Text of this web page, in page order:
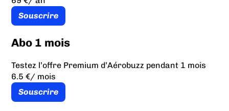
Souscrire
Abo 1 mois
Testez l’offre Premium d’Aérobuzz pendant 1 mois
6.5 €/ mois
Souscrire